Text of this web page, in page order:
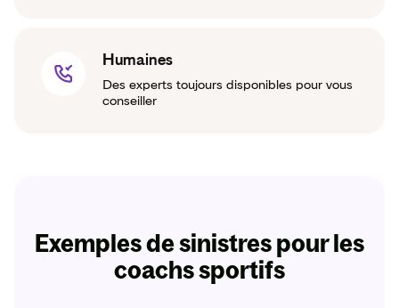
Humaines
Des experts toujours disponibles pour vous
conseiller
Exemples de sinistres pour les
coachs sportifs